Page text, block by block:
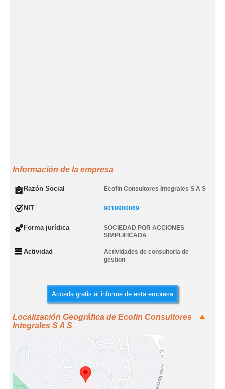
Información de la empresa
Razón Social Ecofin Consultores Integrales S A S
NIT 9019900069
Forma jurídica
SOCIEDAD POR ACCIONES
SIMPLIFICADA
Actividad
Actividades de consultoria de
gestion
Acceda gratis al informe de esta empresa
Localización Geográfica de Ecofin Consultores
Integrales S A S